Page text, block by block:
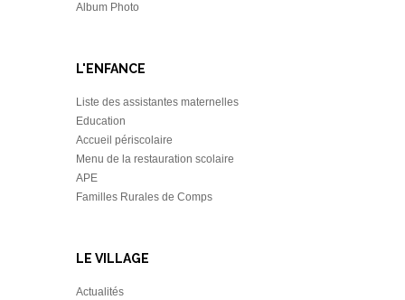
Album Photo
L'ENFANCE
Liste des assistantes maternelles
Education
Accueil périscolaire
Menu de la restauration scolaire
APE
Familles Rurales de Comps
LE VILLAGE
Actualités